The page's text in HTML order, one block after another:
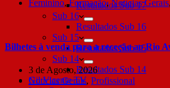
Resultados Sub 17
Sub 16
Resultados Sub 16
Sub 15
Resultados Sub 15
Sub 14
Resultados Sub 14
Gil Vicente TV
Feminino,Formação,Notícias Gerais,
Bilhetes à venda para a receção ao Rio
3 de Agosto, 2026
Notícias Gerais, Profissional